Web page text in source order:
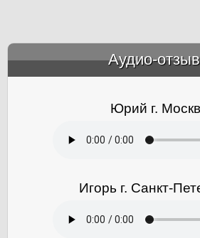
Аудио-
Юрий г.
Игорь г. Санкт-